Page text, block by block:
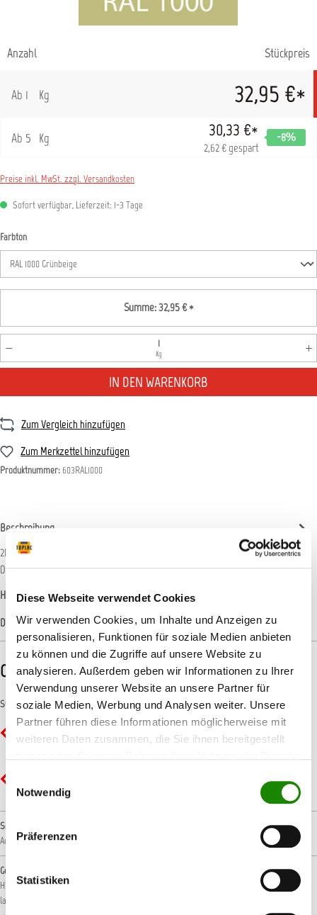
Diese Webseite verwendet Cookies
Wir verwenden Cookies, um Inhalte und Anzeigen zu
personalisieren, Funktionen für soziale Medien anbieten
zu können und die Zugriffe auf unsere Website zu
analysieren. Außerdem geben wir Informationen zu Ihrer
Verwendung unserer Website an unsere Partner für
soziale Medien, Werbung und Analysen weiter. Unsere
Partner führen diese Informationen möglicherweise mit
weiteren Daten zusammen, die Sie ihnen bereitgestellt
Einwilligungsauswahl
Notwendig
Präferenzen
Statistiken
Anzahl Stückpreis
Ab 1 Kg 32,95 €*
Ab 5 Kg 30,33 €*
2,62 € gespart
-8%
Preise inkl. MwSt. zzgl. Versandkosten
Sofort verfügbar, Lieferzeit: 1-3 Tage
Farbtonauswählen
Summe: 32,95 €*
Produkt Anzahl: Gib den gewünschten Wert ein oder
Kg
IN DEN WARENKORB
Zum Vergleich hinzufügen
Zum Merkzettel hinzufügen
Produktnummer: 603RAL1000
Beschreibung
2K-Acryl-Decklack für Einschicht-Unifarbtöne und Einschicht-Metallicfarbtöne.
Die Serie 603 ist der High Performer unter den…Mehr
Hersteller-Informationen
Datenblätter
CLP-/REACH-Hinweise
Symbole
Signalwort
Achtung!
Gefahrenhinweise
H226: Flüssigkeit und Dampf entzündbar.
H411: Giftig für Wasserorganismen, mit
langfristiger Wirkung.